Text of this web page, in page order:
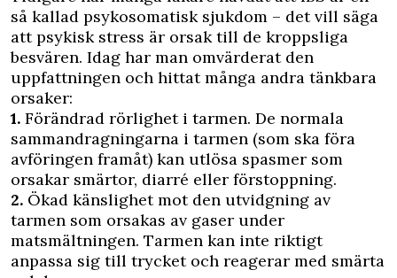
så kallad psykosomatisk sjukdom – det vill säga
att psykisk stress är orsak till de kroppsliga
besvären. Idag har man omvärderat den
uppfattningen och hittat många andra tänkbara
orsaker:
1. Förändrad rörlighet i tarmen. De normala
sammandragningarna i tarmen (som ska föra
avföringen framåt) kan utlösa spasmer som
orsakar smärtor, diarré eller förstoppning.
2. Ökad känslighet mot den utvidgning av
tarmen som orsakas av gaser under
matsmältningen. Tarmen kan inte riktigt
anpassa sig till trycket och reagerar med smärta